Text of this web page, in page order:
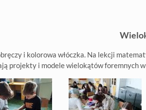
i kolorowa włóczka. Na lekcji
projekty i modele wielokątów foremnych